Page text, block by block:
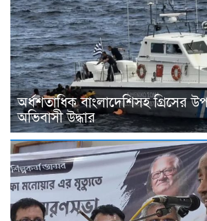
অর্ধশতাধিক বাংলাদেশিসহ গ্রিসের
অভিবাসী উদ্ধার